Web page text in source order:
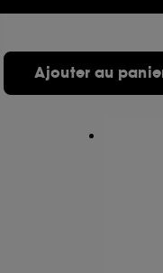
Ajouter au
de vous plaire
sites tiers et sur
des pages que
Cookies de
fréquentation et
d’en améliorer
Cookies de
ils nous